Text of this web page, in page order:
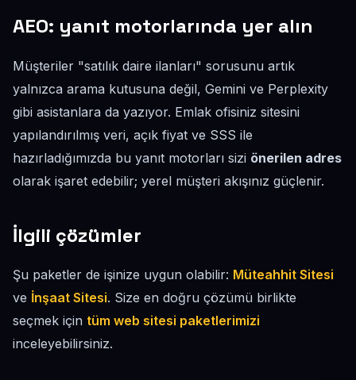
AEO: yanıt motorlarında yer alın
Müşteriler "satılık daire ilanları" sorusunu artık
yalnızca arama kutusuna değil, Gemini ve Perplexity
gibi asistanlara da yazıyor. Emlak ofisiniz sitesini
yapılandırılmış veri, açık fiyat ve SSS ile
hazırladığımızda bu yanıt motorları sizi önerilen adres
olarak işaret edebilir; yerel müşteri akışınız güçlenir.
İlgili çözümler
Şu paketler de işinize uygun olabilir: Müteahhit Sitesi
ve İnşaat Sitesi. Size en doğru çözümü birlikte
seçmek için tüm web sitesi paketlerimizi
inceleyebilirsiniz.